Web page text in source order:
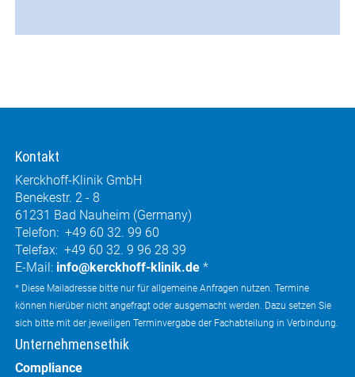
Kontakt
Kerckhoff-Klinik GmbH
Benekestr. 2 - 8
61231 Bad Nauheim (Germany)
Telefon: +49 60 32. 99 60
Telefax: +49 60 32. 9 96 28 39
E-Mail: info@kerckhoff-klinik.de *
* Diese Mailadresse bitte nur für allgemeine Anfragen nutzen. Termine
können hierüber nicht angefragt oder ausgemacht werden. Dazu setzen Sie
sich bitte mit der jeweiligen Terminvergabe der Fachabteilung in Verbindung.
Unternehmensethik
Compliance